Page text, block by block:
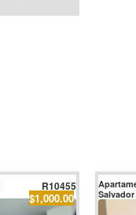
R10455
$1,000.00
Salvador